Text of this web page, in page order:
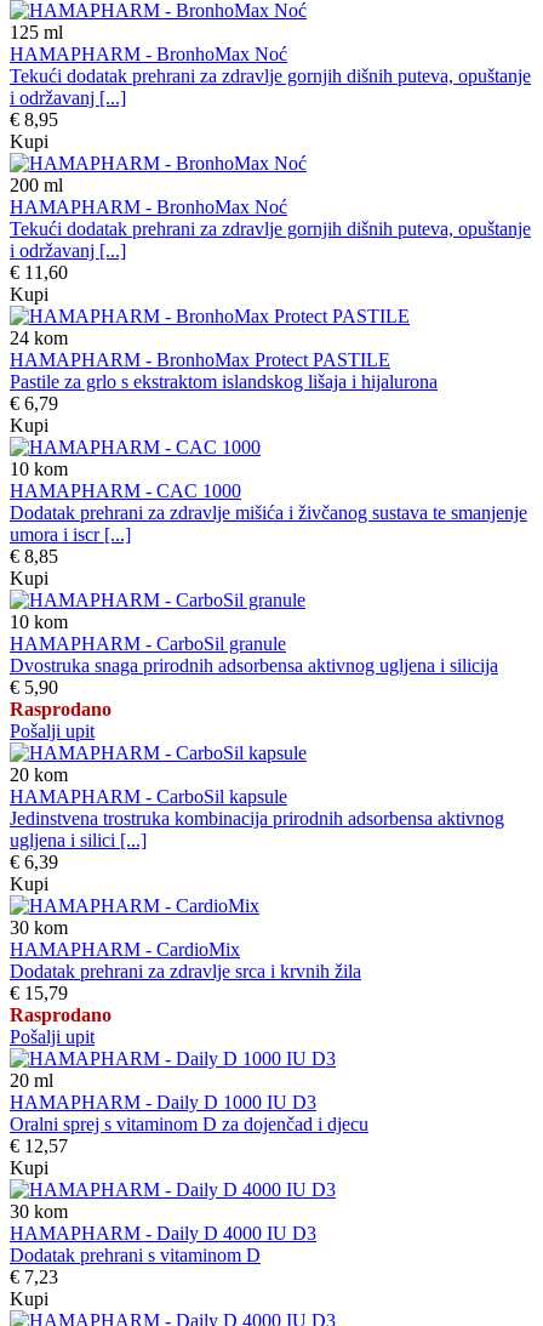
125 ml
HAMAPHARM - BronhoMax Noć
Tekući dodatak prehrani za zdravlje gornjih dišnih puteva, opuštanje
i održavanj [...]
€ 8,95
Kupi
200 ml
HAMAPHARM - BronhoMax Noć
Tekući dodatak prehrani za zdravlje gornjih dišnih puteva, opuštanje
i održavanj [...]
€ 11,60
Kupi
24 kom
HAMAPHARM - BronhoMax Protect PASTILE
Pastile za grlo s ekstraktom islandskog lišaja i hijalurona
€ 6,79
Kupi
10 kom
HAMAPHARM - CAC 1000
Dodatak prehrani za zdravlje mišića i živčanog sustava te smanjenje
umora i iscr [...]
€ 8,85
Kupi
10 kom
HAMAPHARM - CarboSil granule
Dvostruka snaga prirodnih adsorbensa aktivnog ugljena i silicija
€ 5,90
Rasprodano
Pošalji upit
20 kom
HAMAPHARM - CarboSil kapsule
Jedinstvena trostruka kombinacija prirodnih adsorbensa aktivnog
ugljena i silici [...]
€ 6,39
Kupi
30 kom
HAMAPHARM - CardioMix
Dodatak prehrani za zdravlje srca i krvnih žila
€ 15,79
Rasprodano
Pošalji upit
20 ml
HAMAPHARM - Daily D 1000 IU D3
Oralni sprej s vitaminom D za dojenčad i djecu
€ 12,57
Kupi
30 kom
HAMAPHARM - Daily D 4000 IU D3
Dodatak prehrani s vitaminom D
€ 7,23
Kupi